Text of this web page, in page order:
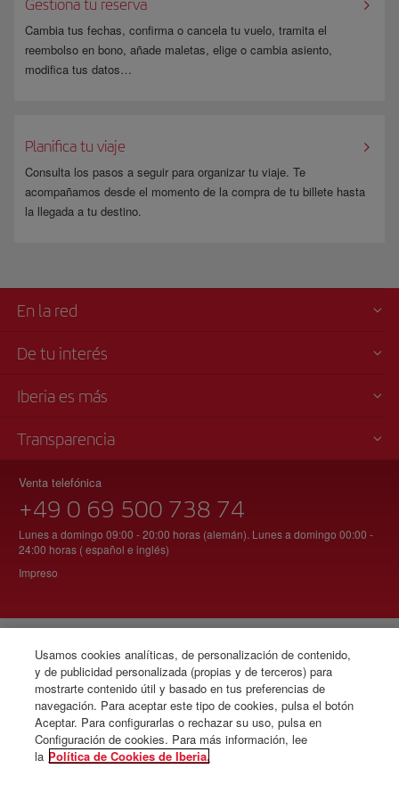
Gestiona tu reserva
Cambia tus fechas, confirma o cancela tu vuelo, tramita el
reembolso en bono, añade maletas, elige o cambia asiento,
modifica tus datos…
Planifica tu viaje
Consulta los pasos a seguir para organizar tu viaje. Te
acompañamos desde el momento de la compra de tu billete hasta
la llegada a tu destino.
En la red
De tu interés
Iberia es más
Transparencia
Venta telefónica
+49 0 69 500 738 74
Lunes a domingo 09:00 - 20:00 horas (alemán). Lunes a domingo 00:00 -
24:00 horas ( español e inglés)
Impreso
Usamos cookies analíticas, de personalización de contenido,
y de publicidad personalizada (propias y de terceros) para
mostrarte contenido útil y basado en tus preferencias de
navegación. Para aceptar este tipo de cookies, pulsa el botón
Aceptar. Para configurarlas o rechazar su uso, pulsa en
Configuración de cookies. Para más información, lee
la Política de Cookies de Iberia.